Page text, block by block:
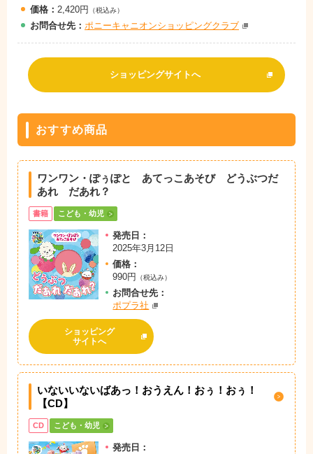
価格： 2,420円 （税込み）
お問合せ先： ポニーキャニオンショッピングクラブ
ショッピングサイトへ
おすすめ商品
ワンワン・ぽぅぽと あてっこあそび どうぶつだ
あれ だあれ？
書籍 こども・幼児
発売日：
2025年3月12日
価格：
990円
（税込み）
お問合せ先：
ポプラ社
ショッピング
サイトへ
いないいないばあっ！おうえん！おぅ！おぅ！
【CD】
CD こども・幼児
発売日：